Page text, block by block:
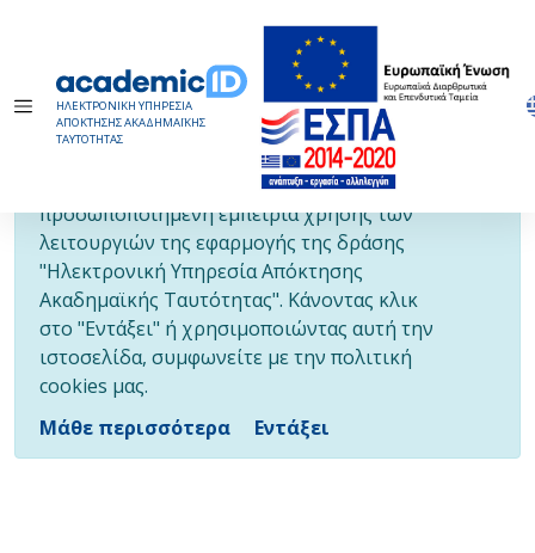
ΗΛΕΚΤΡΟΝΙΚΗ ΥΠΗΡΕΣΙΑ
ΑΠΟΚΤΗΣΗΣ ΑΚΑΔΗΜΑΪΚΗΣ
ΤΑΥΤΟΤΗΤΑΣ
Τα cookies επιτρέπουν μια
προσωποποιημένη εμπειρία χρήσης των
λειτουργιών της εφαρμογής της δράσης
"Ηλεκτρονική Υπηρεσία Απόκτησης
Ακαδημαϊκής Ταυτότητας". Κάνοντας κλικ
στο "Εντάξει" ή χρησιμοποιώντας αυτή την
ιστοσελίδα, συμφωνείτε με την πολιτική
cookies μας.
Μάθε περισσότερα
Εντάξει